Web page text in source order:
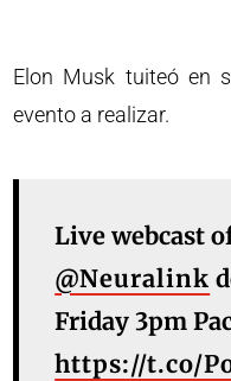
Elon Musk tuiteó en
evento a realizar.
Live webcast
@Neuralink
Friday 3pm
https://t.co/